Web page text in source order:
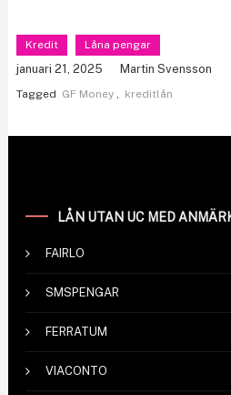
Kredit Låna pengar
januari 21, 2025 Martin Svensson
Tagged GF Money , kreditlån
LÅN UTAN UC MED
FAIRLO
SMSPENGAR
FERRATUM
VIACONTO